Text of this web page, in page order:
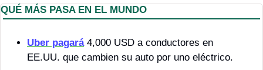
QUÉ MÁS PASA EN EL MUNDO
Uber pagará 4,000 USD a conductores en
EE.UU. que cambien su auto por uno eléctrico.